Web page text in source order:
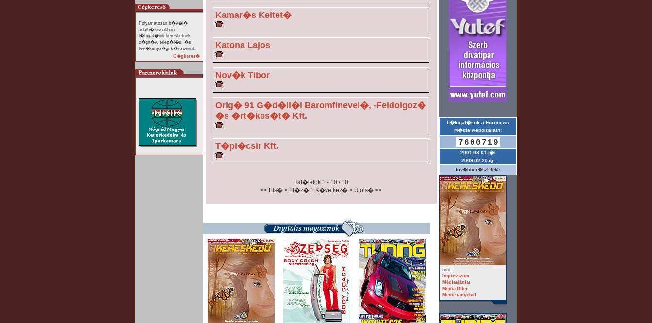
Folyamatosan b�v�l�
adatb�zisunkban
l�togat�ink kereshetnek
c�gn�v, telep�l�s, �s
tev�kenys�gi k�r szerint.
C�gkeres�
Kamar�s Keltet�
Katona Lajos
Nov�k Tibor
Orig� 91 G�d�ll�i Baromfinevel�, -Feldolgoz�
�s �rt�kes�t� Kft.
T�pi�csir Kft.
Tal�latok 1 - 10 / 10
<< Els� < El�z� 1 K�vetkez� > Utols� >>
L�togat�sok a Euronews
M�dia weboldalain:
7600719
2001.08.01-t�l
2009.02.20-ig.
tov�bbi r�szletek>
Info:
Impresszum
Médiaajánlat
Media Offer
Medienangebot